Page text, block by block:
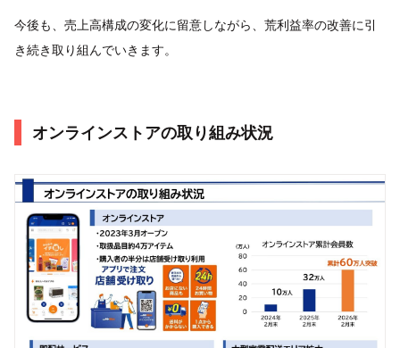
今後も、売上高構成の変化に留意しながら、荒利益率の改善に引
き続き取り組んでいきます。
オンラインストアの取り組み状況